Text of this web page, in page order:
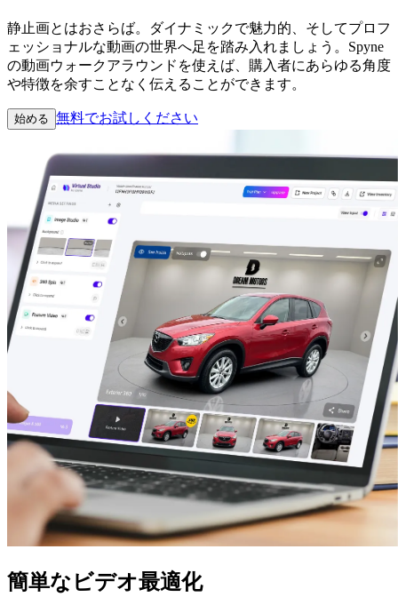
静止画とはおさらば。ダイナミックで魅力的、そしてプロフ
ェッショナルな動画の世界へ足を踏み入れましょう。Spyne
の動画ウォークアラウンドを使えば、購入者にあらゆる角度
や特徴を余すことなく伝えることができます。
始める 無料でお試しください
簡単なビデオ最適化